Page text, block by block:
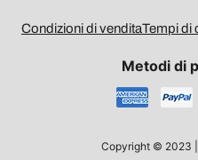
Condizioni di venditaTempi di
Metodi di
Copyright © 2023